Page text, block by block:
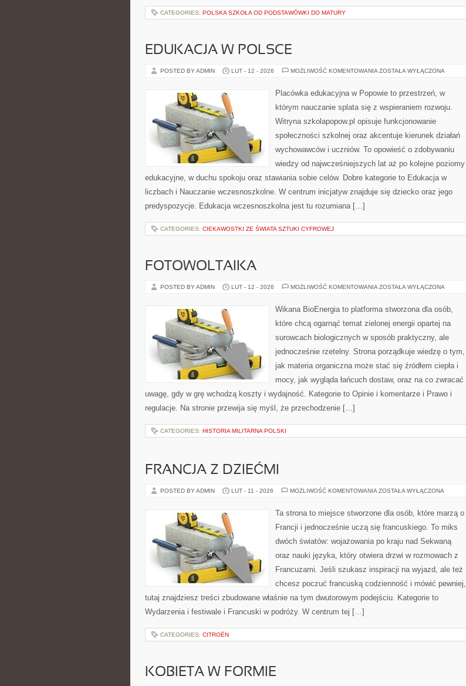
CATEGORIES: POLSKA SZKOŁA OD PODSTAWÓWKI DO MATURY
EDUKACJA W POLSCE
POSTED BY ADMIN LUT - 12 - 2026 MOŻLIWOŚĆ KOMENTOWANIA EDUKACJA
ZOSTAŁA WYŁĄCZONA
Placówka edukacyjna w Popowie to przestrzeń, w
którym nauczanie splata się z wspieraniem rozwoju.
Witryna szkolapopow.pl opisuje funkcjonowanie
społeczności szkolnej oraz akcentuje kierunek działań
wychowawców i uczniów. To opowieść o zdobywaniu
wiedzy od najwcześniejszych lat aż po kolejne poziomy
edukacyjne, w duchu spokoju oraz stawiania sobie celów. Dobre kategorie to Edukacja w
liczbach i Nauczanie wczesnoszkolne. W centrum inicjatyw znajduje się dziecko oraz jego
predyspozycje. Edukacja wczesnoszkolna jest tu rozumiana […]
CATEGORIES: CIEKAWOSTKI ZE ŚWIATA SZTUKI CYFROWEJ
FOTOWOLTAIKA
POSTED BY ADMIN LUT - 12 - 2026 MOŻLIWOŚĆ KOMENTOWANIA FOTOWOLTAIKA
ZOSTAŁA WYŁĄCZONA
Wikana BioEnergia to platforma stworzona dla osób,
które chcą ogarnąć temat zielonej energii opartej na
surowcach biologicznych w sposób praktyczny, ale
jednocześnie rzetelny. Strona porządkuje wiedzę o tym,
jak materia organiczna może stać się źródłem ciepła i
mocy, jak wygląda łańcuch dostaw, oraz na co zwracać
uwagę, gdy w grę wchodzą koszty i wydajność. Kategorie to Opinie i komentarze i Prawo i
regulacje. Na stronie przewija się myśl, że przechodzenie […]
CATEGORIES: HISTORIA MILITARNA POLSKI
FRANCJA Z DZIEĆMI
POSTED BY ADMIN LUT - 11 - 2026 MOŻLIWOŚĆ KOMENTOWANIA FRANCJA
ZOSTAŁA WYŁĄCZONA
Ta strona to miejsce stworzone dla osób, które marzą o
Francji i jednocześnie uczą się francuskiego. To miks
dwóch światów: wojażowania po kraju nad Sekwaną
oraz nauki języka, który otwiera drzwi w rozmowach z
Francuzami. Jeśli szukasz inspiracji na wyjazd, ale też
chcesz poczuć francuską codzienność i mówić pewniej,
tutaj znajdziesz treści zbudowane właśnie na tym dwutorowym podejściu. Kategorie to
Wydarzenia i festiwale i Francuski w podróży. W centrum tej […]
CATEGORIES: CITROËN
KOBIETA W FORMIE